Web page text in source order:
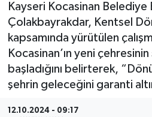
Kayseri Kocasinan Belediye
Çolakbayrakdar, Kentsel
kapsamında yürütülen
Kocasinan’ın yeni
başladığını belirterek,
şehrin geleceğini garanti
12.10.2024 - 09:17
Genel
Gündem
Magazin
Tüm Manşetler
Son Dakika Haberleri
Haber Arşivi